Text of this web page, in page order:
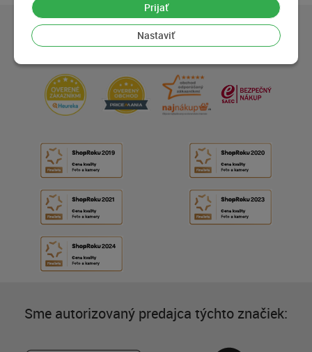
Prijať
Nastaviť
Sme autorizovaný predajca týchto značiek: